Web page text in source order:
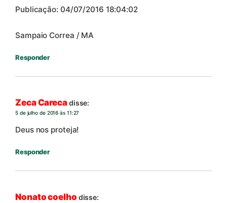
Publicação: 04/07/2016 18:04:02
Sampaio Correa / MA
Responder
Zeca Carecadisse:
5 de julho de 2016 às 11:27
Deus nos proteja!
Responder
Nonato coelho disse: